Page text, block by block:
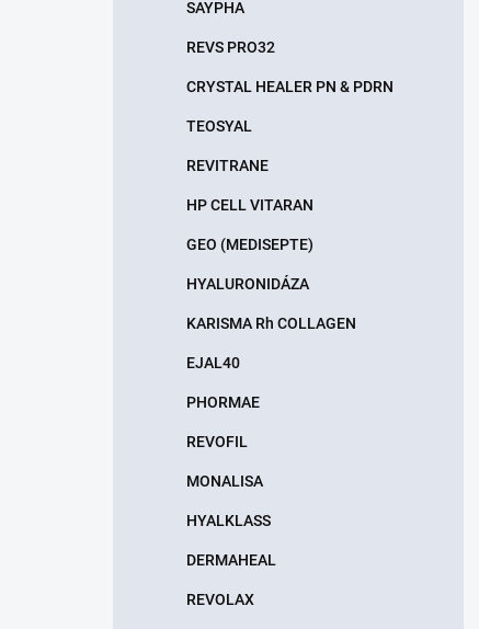
SAYPHA
REVS PRO32
CRYSTAL HEALER PN & PDRN
TEOSYAL
REVITRANE
HP CELL VITARAN
GEO (MEDISEPTE)
HYALURONIDÁZA
KARISMA Rh COLLAGEN
EJAL40
PHORMAE
REVOFIL
MONALISA
HYALKLASS
DERMAHEAL
REVOLAX